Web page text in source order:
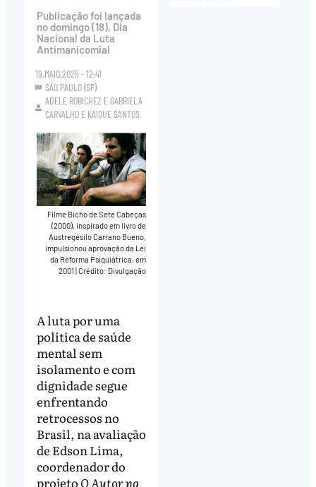
Publicação foi lançada
no domingo (18), Dia
Nacional da Luta
Antimanicomial
19.MAIO.2025 - 12:41
SÃO PAULO (SP)
ADELE ROBICHEZ E GABRIELA
CARVALHO E KAIQUE SANTOS
Filme Bicho de Sete Cabeças
(2000), inspirado em livro de
Austregésilo Carrano Bueno,
impulsionou aprovação da Lei
da Reforma Psiquiátrica, em
2001|Crédito: Divulgação
A luta por uma
política de saúde
mental sem
isolamento e com
dignidade segue
enfrentando
retrocessos no
Brasil, na avaliação
de Edson Lima,
coordenador do
projeto O Autor na